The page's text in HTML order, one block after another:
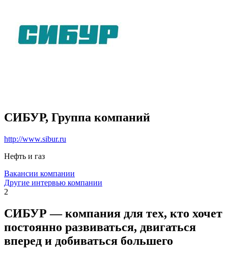
СИБУР, Группа компаний
http://www.sibur.ru
Нефть и газ
Вакансии компании
Другие интервью компании
2
СИБУР — компания для тех, кто хочет
постоянно развиваться, двигаться
вперед и добиваться большего